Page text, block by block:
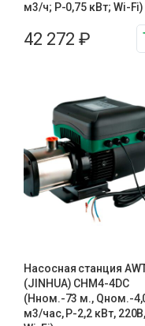
м3/ч; P-0,75 кВт; Wi-Fi)
42 272 ₽
Насосная станция
(JINHUA) CHM4-4DC
(Нном.-73 м., Qном.-
м3/час, Р-2,2 кВт, 220В,